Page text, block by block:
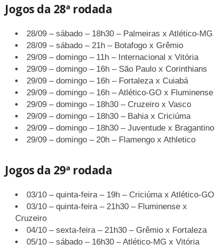
Jogos da 28ª rodada
28/09 – sábado – 18h30 – Palmeiras x Atlético-MG
28/09 – sábado – 21h – Botafogo x Grêmio
29/09 – domingo – 11h – Internacional x Vitória
29/09 – domingo – 16h – São Paulo x Corinthians
29/09 – domingo – 16h – Fortaleza x Cuiabá
29/09 – domingo – 16h – Atlético-GO x Fluminense
29/09 – domingo – 18h30 – Cruzeiro x Vasco
29/09 – domingo – 18h30 – Bahia x Criciúma
29/09 – domingo – 18h30 – Juventude x Bragantino
29/09 – domingo – 20h – Flamengo x Athletico
Jogos da 29ª rodada
03/10 – quinta-feira – 19h – Criciúma x Atlético-GO
03/10 – quinta-feira – 21h30 – Fluminense x
Cruzeiro
04/10 – sexta-feira – 21h30 – Grêmio x Fortaleza
05/10 – sábado – 16h30 – Atlético-MG x Vitória